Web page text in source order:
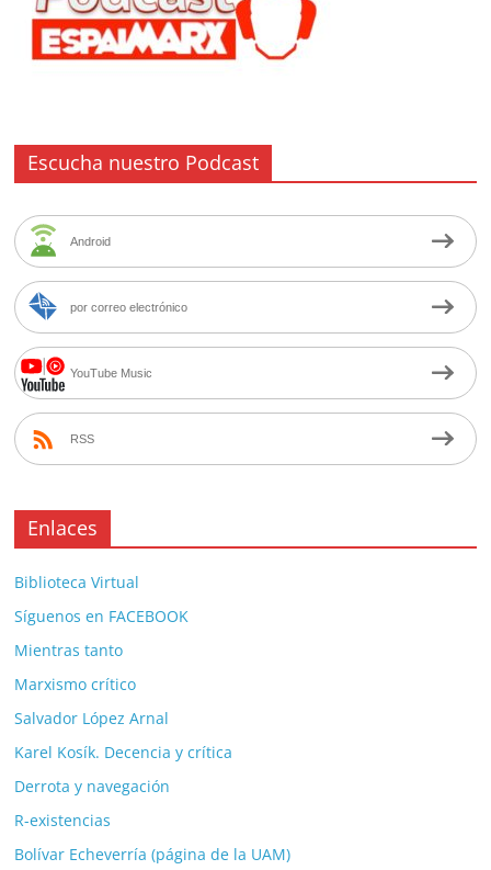
Escucha nuestro Podcast
Android
por correo electrónico
YouTube Music
RSS
Enlaces
Biblioteca Virtual
Síguenos en FACEBOOK
Mientras tanto
Marxismo crítico
Salvador López Arnal
Karel Kosík. Decencia y crítica
Derrota y navegación
R-existencias
Bolívar Echeverría (página de la UAM)